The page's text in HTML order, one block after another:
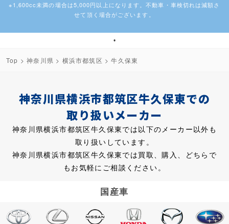
※1,600cc未満の場合は5,000円以上になります。不動車・車検切れは減額さ
せて頂く場合がございます。
1
Top >神奈川県 > 横浜市都筑区 > 牛久保東
神奈川県横浜市都筑区牛久保東での
取り扱いメーカー
神奈川県横浜市都筑区牛久保東では以下のメーカー以外も
取り扱いしています。
神奈川県横浜市都筑区牛久保東では買取、購入、どちらで
もお気軽にご相談ください。
国産車